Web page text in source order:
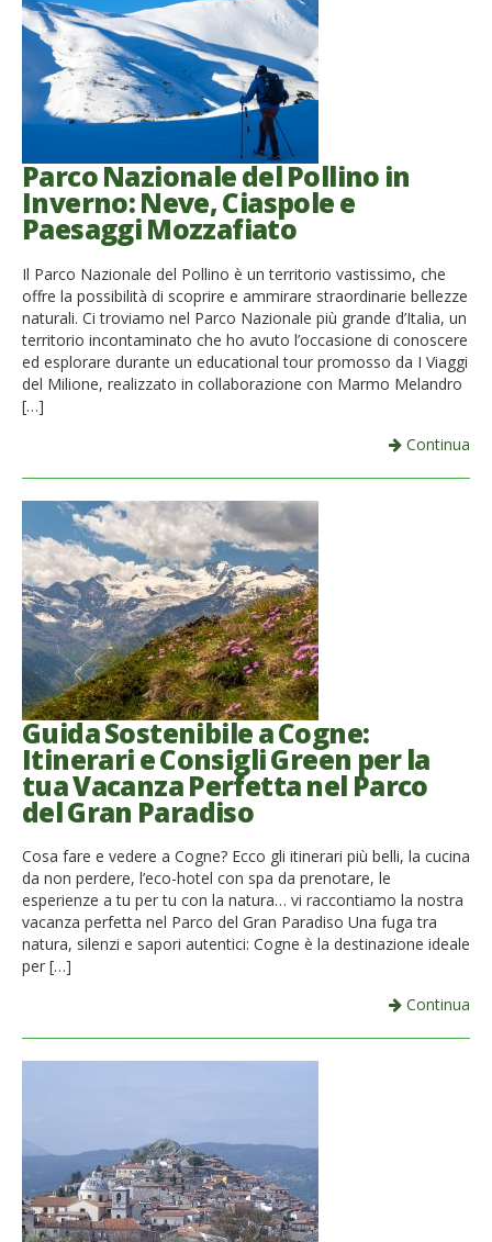
Parco Nazionale del Pollino in
Inverno: Neve, Ciaspole e
Paesaggi Mozzafiato
Il Parco Nazionale del Pollino è un territorio vastissimo, che
offre la possibilità di scoprire e ammirare straordinarie bellezze
naturali. Ci troviamo nel Parco Nazionale più grande d’Italia, un
territorio incontaminato che ho avuto l’occasione di conoscere
ed esplorare durante un educational tour promosso da I Viaggi
del Milione, realizzato in collaborazione con Marmo Melandro
[…]
Continua
Guida Sostenibile a Cogne:
Itinerari e Consigli Green per la
tua Vacanza Perfetta nel Parco
del Gran Paradiso
Cosa fare e vedere a Cogne? Ecco gli itinerari più belli, la cucina
da non perdere, l’eco-hotel con spa da prenotare, le
esperienze a tu per tu con la natura… vi raccontiamo la nostra
vacanza perfetta nel Parco del Gran Paradiso Una fuga tra
natura, silenzi e sapori autentici: Cogne è la destinazione ideale
per […]
Continua